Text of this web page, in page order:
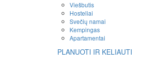
Viešbutis
Hosteliai
Svečių namai
Kempingas
Apartamentai
PLANUOTI IR KELIAUTI